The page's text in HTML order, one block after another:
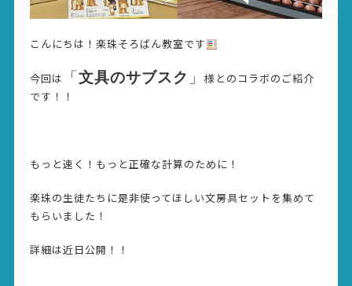
こんにちは！楽珠そろばん教室です
今回は 「 文具のサブスク 」 様とのコラボのご紹介
です！！
もっと速く！もっと正確な計算のために！
楽珠の生徒たちに是非使ってほしい文房具セットを集めて
もらいました！
詳細は近日公開！！